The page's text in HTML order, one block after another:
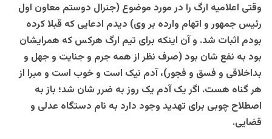
وقتی اعلامیه ارگ را در مورد موضوع (جنرال دوستم معاون اول
رئیس جمهور و اتهام وارده بر وی) دیدم ادعایی که قبلا کرده
بودم اثبات شد. و آن اینکه برای تیم ارگ هرکس که همرایشان
بود به نفع شان بود (صرف نظر از همه جرم و جنایت و جهل و
بداخلاقی و فسق و فجور)، آدم نیک است و خوب است و مبرا از
هر گناه هست. اگر یک آدم یک روز به ضرر شان شد؛ باز به
اصطلاح چوبی برای تهدید وجود دارد به نام دستگاه عدلی و
قضایی.